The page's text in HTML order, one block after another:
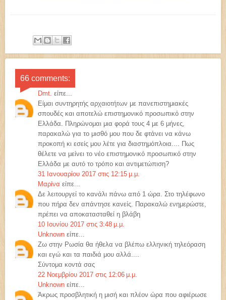
66 comments:
Dmt. είπε...
Είμαι συντηρητής αρχαιοτήτων με πανεπιστημιακές
σπουδές και αποτελώ επιστημονικό προσωπικό στην
Ελλάδα. Πληρώνομαι μια φορά τους 4 με 6 μήνες,
παρακαλώ για το μισθό μου που δε φτάνει να κάνω
προκοπή κι εσείς μου λέτε για διαστημόπλοια.... Πως
θέλετε να μείνει το νέο επιστημονικό προσωπικό στην
Ελλάδα με αυτό το τρόπο και αντιμετώπιση?
31 Ιανουαρίου 2017 στις 12:15 μ.μ.
Μαρίνα είπε...
Δε λειτουργεί το κανάλι πάνω από 1 ώρα. Στο τηλέφωνο
που πήρα δεν απάντησε κανείς. Παρακαλώ ενημερώστε,
πρέπει να αποκατασταθεί η βλάβη
10 Ιουνίου 2017 στις 3:48 μ.μ.
Unknown είπε...
Ζω στην Ρωσία θα ήθελα να βλέπω ελληνική τηλεόραση
και εγώ και τα παιδιά μου αλλά....
Σύντομα κοντά σας
22 Νοεμβρίου 2017 στις 12:06 μ.μ.
Unknown είπε...
Άκρως προσβλητική η μισή και πλέον ώρα που αφιέρωσε